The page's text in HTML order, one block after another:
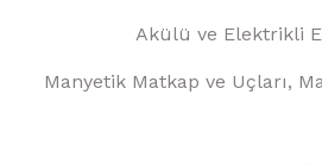
Akülü ve Elektrikli
Manyetik Matkap ve Uçları,